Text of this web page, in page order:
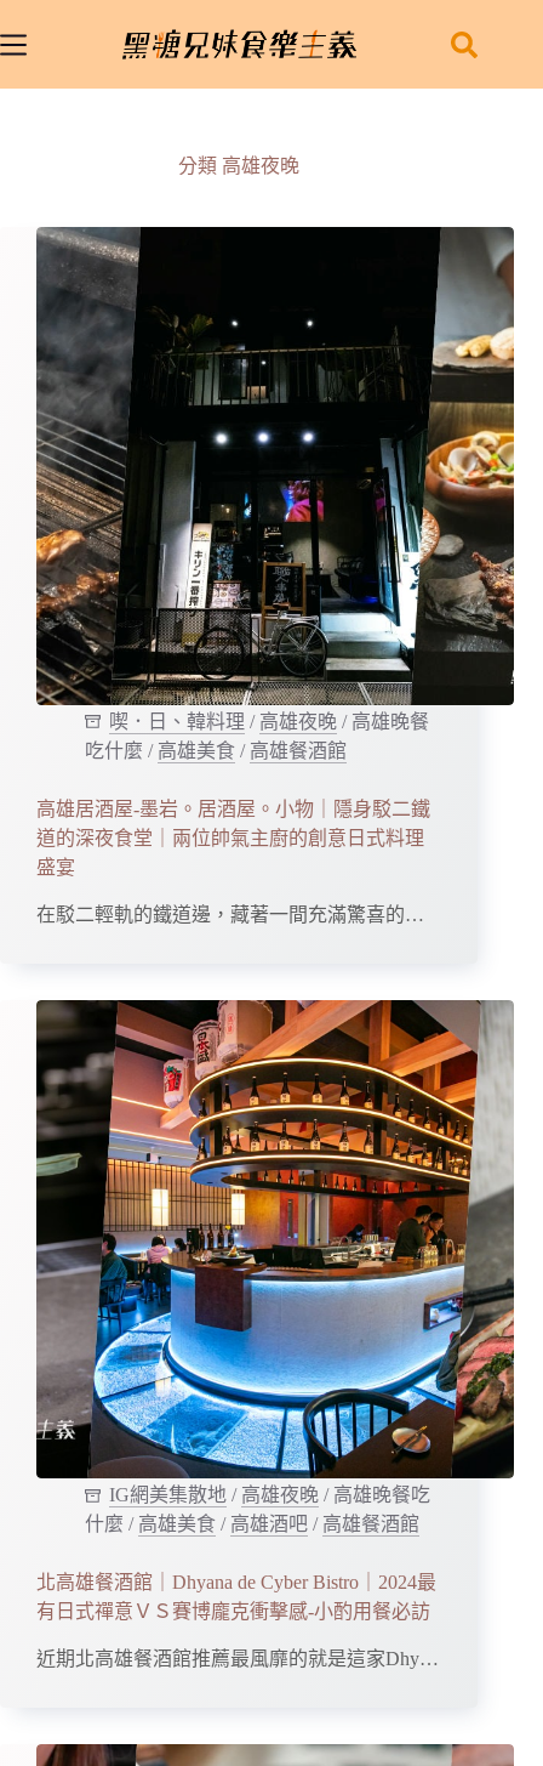
至
分類 高雄夜晚
喫．日、韓料理 / 高雄夜晚 / 高雄晚餐
吃什麼 / 高雄美食 / 高雄餐酒館
高雄居酒屋-墨岩。居酒屋。小物｜隱身駁二鐵
道的深夜食堂｜兩位帥氣主廚的創意日式料理
盛宴
在駁二輕軌的鐵道邊，藏著一間充滿驚喜的…
IG網美集散地 / 高雄夜晚 / 高雄晚餐吃
什麼 / 高雄美食 / 高雄酒吧 / 高雄餐酒館
北高雄餐酒館｜Dhyana de Cyber Bistro｜2024最
有日式禪意ＶＳ賽博龐克衝擊感-小酌用餐必訪
近期北高雄餐酒館推薦最風靡的就是這家Dhy…